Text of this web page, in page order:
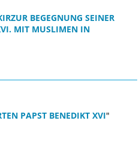
BEGEGNUNG SEINER
MIT MUSLIMEN IN
PAPST BENEDIKT XVI"